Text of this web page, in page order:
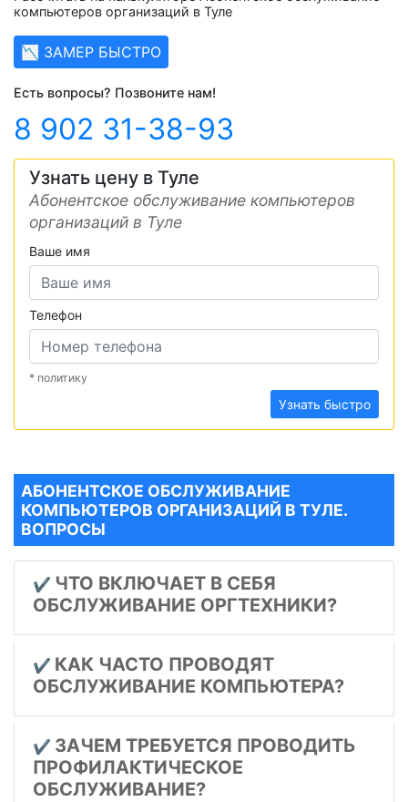
компьютеров организаций в Туле
📉 ЗАМЕР БЫСТРО
Есть вопросы? Позвоните нам!
8 902 31-38-93
Узнать цену в Туле
Абонентское обслуживание компьютеров
организаций в Туле
Ваше имя
Телефон
* политику
Узнать быстро
АБОНЕНТСКОЕ ОБСЛУЖИВАНИЕ
КОМПЬЮТЕРОВ ОРГАНИЗАЦИЙ В ТУЛЕ.
ВОПРОСЫ
✔️ ЧТО ВКЛЮЧАЕТ В СЕБЯ
ОБСЛУЖИВАНИЕ ОРГТЕХНИКИ?
✔️ КАК ЧАСТО ПРОВОДЯТ
ОБСЛУЖИВАНИЕ КОМПЬЮТЕРА?
✔️ ЗАЧЕМ ТРЕБУЕТСЯ ПРОВОДИТЬ
ПРОФИЛАКТИЧЕСКОЕ
ОБСЛУЖИВАНИЕ?